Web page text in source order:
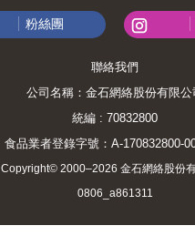
粉絲團
聯絡我們
公司名稱：金石網絡股份有限公
統編 : 70832800
食品業者登錄字號：A-170832800-
Copyright© 2000–2026 金石網絡股份
0806_a861311